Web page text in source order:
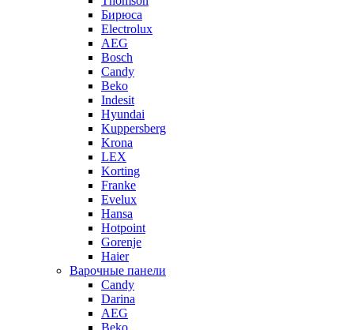
Бирюса
Electrolux
AEG
Bosch
Candy
Beko
Indesit
Hyundai
Kuppersberg
Krona
LEX
Korting
Franke
Evelux
Hansa
Hotpoint
Gorenje
Haier
Варочные панели
Candy
Darina
AEG